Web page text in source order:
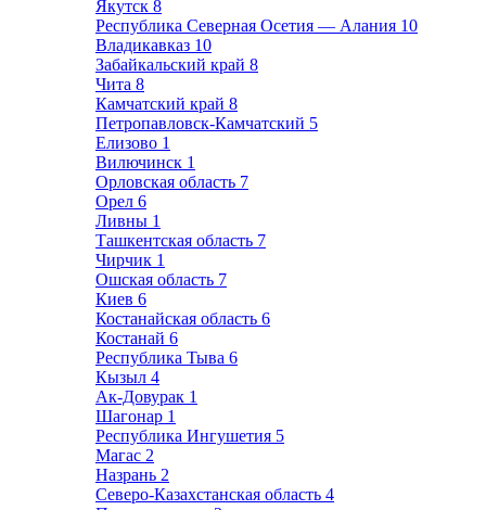
Якутск 8
Республика Северная Осетия — Алания 10
Владикавказ 10
Забайкальский край 8
Чита 8
Камчатский край 8
Петропавловск-Камчатский 5
Елизово 1
Вилючинск 1
Орловская область 7
Орел 6
Ливны 1
Ташкентская область 7
Чирчик 1
Ошская область 7
Киев 6
Костанайская область 6
Костанай 6
Республика Тыва 6
Кызыл 4
Ак-Довурак 1
Шагонар 1
Республика Ингушетия 5
Магас 2
Назрань 2
Северо-Казахстанская область 4